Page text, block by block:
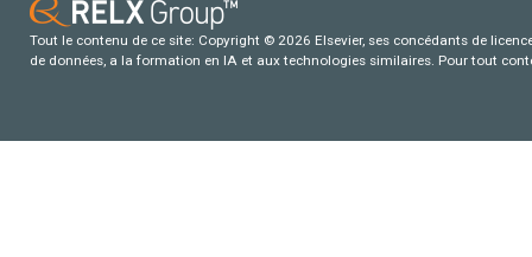
Tout le contenu de ce site: Copyright © 2026 Elsevier, ses concédants de
de données, a la formation en IA et aux technologies similaires. Pour tout